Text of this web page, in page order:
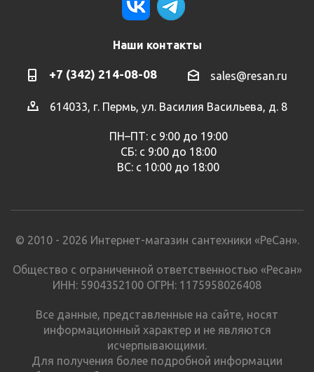
Наши контакты
+7 (342) 214-08-08 sales@resan.ru
614033, г. Пермь, ул. Василия Васильева, д. 8
ПН–ПТ: с 9:00 до 19:00
СБ: с 9:00 до 18:00
ВС: с 10:00 до 18:00
© 2010 - 2026 Интернет-магазин сантехники «РеСан».
Общество с ограниченной ответственностью «Ресан»
ИНН: 5904352100 ОГРН: 1175958026408
Все данные, представленные на сайте, носят
информационный характер и не являются
исчерпывающими.
Для получения более подробной информации